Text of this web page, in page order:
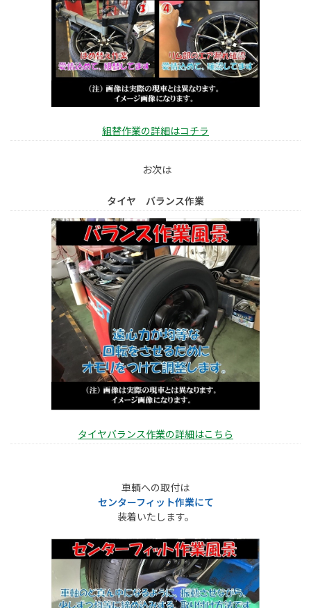
組替作業の詳細はコチラ
お次は
タイヤ バランス作業
タイヤバランス作業の詳細はこちら
車輌への取付は
センターフィット作業にて
装着いたします。